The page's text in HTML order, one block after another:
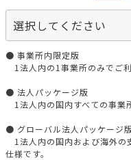
● 事業所内限定版
1法人内の1事業所のみでご
● 法人パッケージ版
1法人内の国内すべての事業
● グローバル法人パッケージ
1法人内の国内および海外の
仕様です。